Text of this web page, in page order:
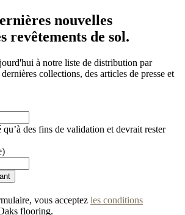
nouvelles
revêtements de sol.
à notre liste de distribution par
collections, des articles de presse et
qu’à des fins de validation et devrait rester
vous acceptez les conditions
flooring.